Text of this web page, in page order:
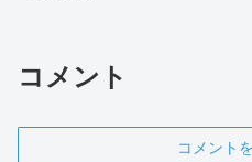
コメント
コメント